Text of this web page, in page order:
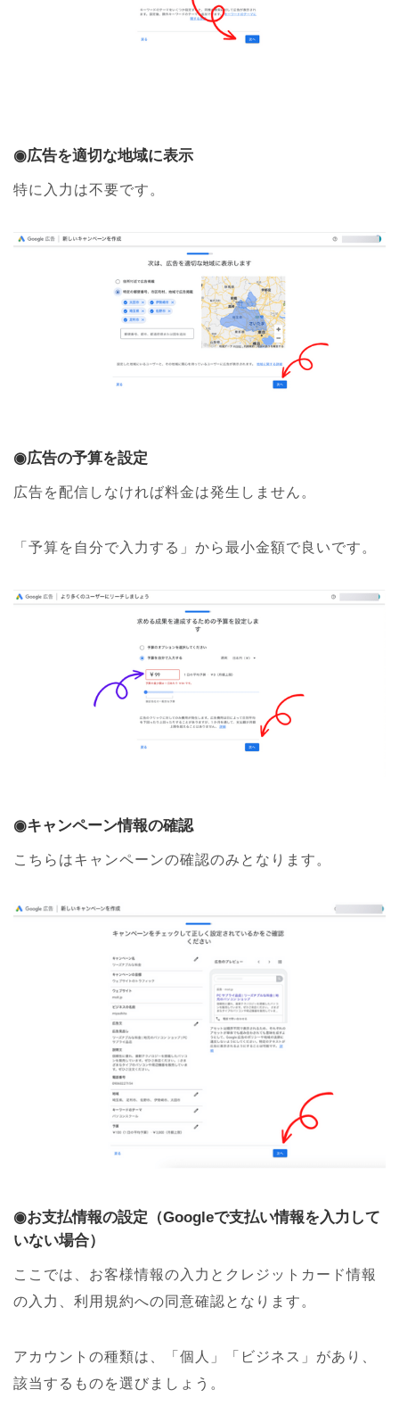
◉広告を適切な地域に表示
特に入力は不要です。
◉広告の予算を設定
広告を配信しなければ料金は発生しません。
「予算を自分で入力する」から最小金額で良いです。
◉キャンペーン情報の確認
こちらはキャンペーンの確認のみとなります。
◉お支払情報の設定（Googleで支払い情報を入力して
いない場合）
ここでは、お客様情報の入力とクレジットカード情報
の入力、利用規約への同意確認となります。
アカウントの種類は、「個人」「ビジネス」があり、
該当するものを選びましょう。